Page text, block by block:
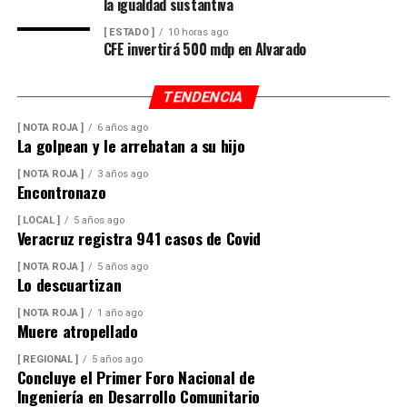
la igualdad sustantiva
[ ESTADO ] 10 horas ago
CFE invertirá 500 mdp en Alvarado
TENDENCIA
[ NOTA ROJA ] 6 años ago
La golpean y le arrebatan a su hijo
[ NOTA ROJA ] 3 años ago
Encontronazo
[ LOCAL ] 5 años ago
Veracruz registra 941 casos de Covid
[ NOTA ROJA ] 5 años ago
Lo descuartizan
[ NOTA ROJA ] 1 año ago
Muere atropellado
[ REGIONAL ] 5 años ago
Concluye el Primer Foro Nacional de
Ingeniería en Desarrollo Comunitario